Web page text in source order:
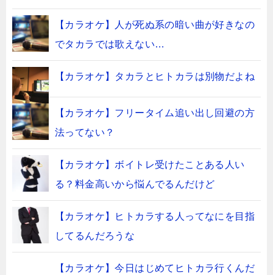
【カラオケ】人が死ぬ系の暗い曲が好きなの
でタカラでは歌えない…
【カラオケ】タカラとヒトカラは別物だよね
【カラオケ】フリータイム追い出し回避の方
法ってない？
【カラオケ】ボイトレ受けたことある人い
る？料金高いから悩んでるんだけど
【カラオケ】ヒトカラする人ってなにを目指
してるんだろうな
【カラオケ】今日はじめてヒトカラ行くんだ